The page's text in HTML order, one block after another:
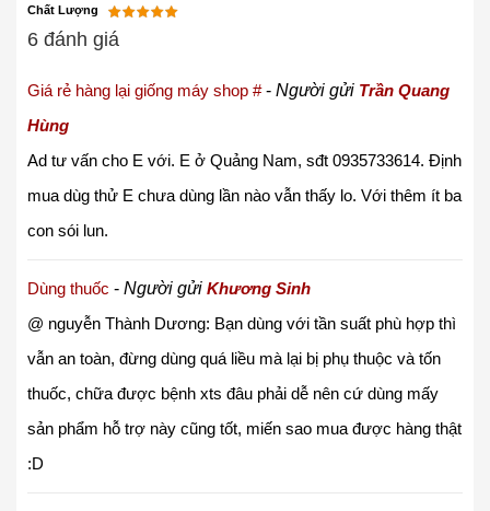
Chất Lượng
6 đánh giá
Giá rẻ hàng lại giống máy shop #- Người gửi Trần Quang
Hùng
Ad tư vấn cho E với. E ở Quảng Nam, sđt 0935733614. Định
mua dùg thử E chưa dùng lần nào vẫn thấy lo. Với thêm ít ba
con sói lun.
Dùng thuốc - Người gửi Khương Sinh
@ nguyễn Thành Dương: Bạn dùng với tần suất phù hợp thì
vẫn an toàn, đừng dùng quá liều mà lại bị phụ thuộc và tốn
thuốc, chữa được bệnh xts đâu phải dễ nên cứ dùng mấy
sản phẩm hỗ trợ này cũng tốt, miến sao mua được hàng thật
:D